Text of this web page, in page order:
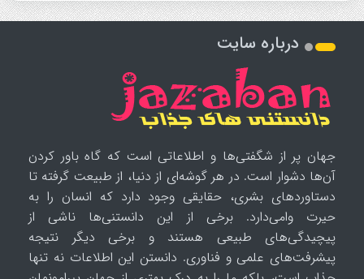
درباره سایت
جهان پر از شگفتی‌ها و اطلاعاتی است که گاه باور کردن
آن‌ها دشوار است. در هر گوشه‌ای از دنیا، از طبیعت گرفته تا
دستاوردهای بشری، حقایقی وجود دارد که انسان را به
حیرت وامی‌دارد. برخی از این دانستنی‌ها ناشی از
پیچیدگی‌های طبیعی هستند و برخی دیگر نتیجه
پیشرفت‌های علمی و فناوری. دانستن این اطلاعات نه تنها